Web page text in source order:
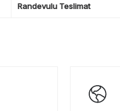
Randevulu Teslimat